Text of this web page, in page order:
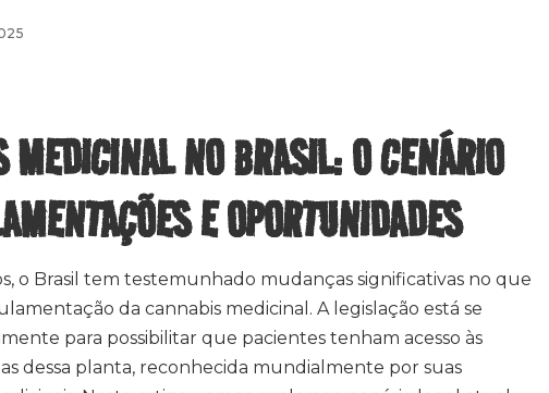
MEDICINAL NO BRASIL: O CENÁRIO
E OPORTUNIDADES
o Brasil tem testemunhado mudanças significativas no que
da cannabis medicinal. A legislação está se
para possibilitar que pacientes tenham acesso às
dessa planta, reconhecida mundialmente por suas